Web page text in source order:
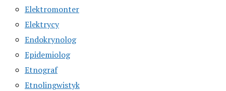
Elektromonter
Elektrycy
Endokrynolog
Epidemiolog
Etnograf
Etnolingwistyk